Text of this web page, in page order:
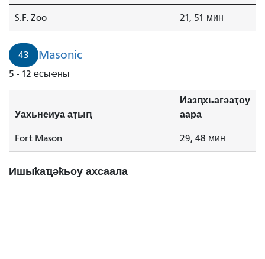
S.F. Zoo 21, 51 мин
43 Masonic
5 - 12 есыҽны
Уахьнеиуа аҭыԥ
Иазԥхьагәаҭоу
аара
Fort Mason 29, 48 мин
Ишыҟаҵәҟьоу ахсаала